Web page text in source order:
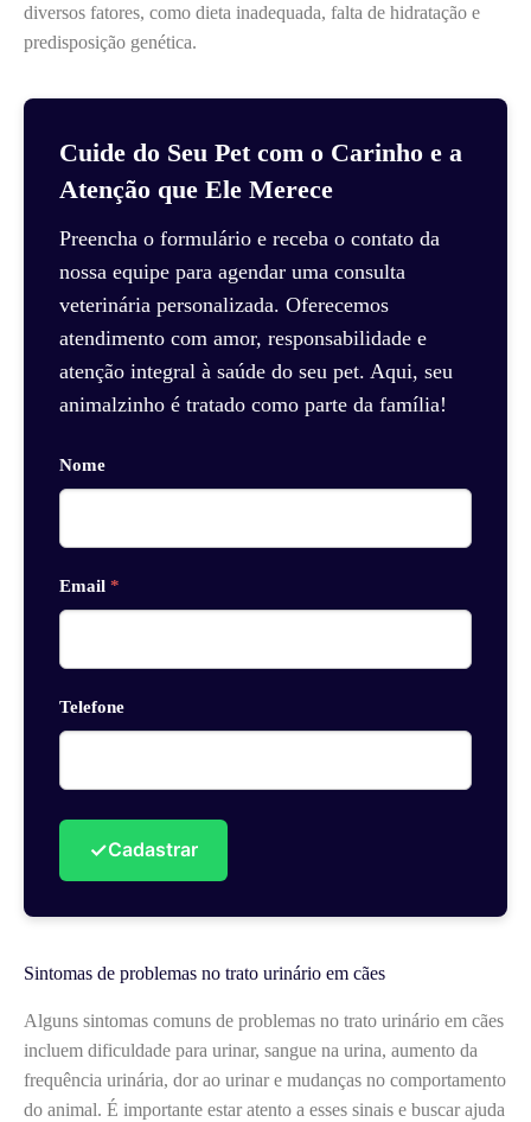
diversos fatores, como dieta inadequada, falta de hidratação e
predisposição genética.
Cuide do Seu Pet com o Carinho e a
Atenção que Ele Merece
Preencha o formulário e receba o contato da
nossa equipe para agendar uma consulta
veterinária personalizada. Oferecemos
atendimento com amor, responsabilidade e
atenção integral à saúde do seu pet. Aqui, seu
animalzinho é tratado como parte da família!
Nome
Email *
Telefone
✓Cadastrar
Sintomas de problemas no trato urinário em cães
Alguns sintomas comuns de problemas no trato urinário em cães
incluem dificuldade para urinar, sangue na urina, aumento da
frequência urinária, dor ao urinar e mudanças no comportamento
do animal. É importante estar atento a esses sinais e buscar ajuda